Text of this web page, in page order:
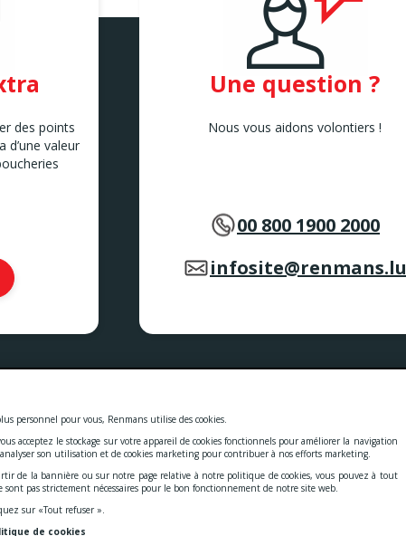
des points
d’une valeur
Une question ?
Nous vous aidons volontiers !
00 800 1900 2000
infosite@renmans.lu
générales -
Deklaratioun zur Barrierefräiheet
© 2026 Viande Luxembourg S.A.
4 Rue Henri M. Schnadt
2530 Luxembourg
TVA: LU15083165
IBAN: LU66 0030 5265 0422 0000
personnel pour vous, Renmans utilise des cookies.
acceptez le stockage sur votre appareil de cookies fonctionnels pour améliorer la navigation
son utilisation et de cookies marketing pour contribuer à nos efforts marketing.
de la bannière ou sur notre page relative à notre politique de cookies, vous pouvez à tout
sont pas strictement nécessaires pour le bon fonctionnement de notre site web.
sur «Tout refuser ».
de cookies